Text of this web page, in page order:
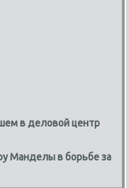
в деловой центр
Манделы в борьбе за